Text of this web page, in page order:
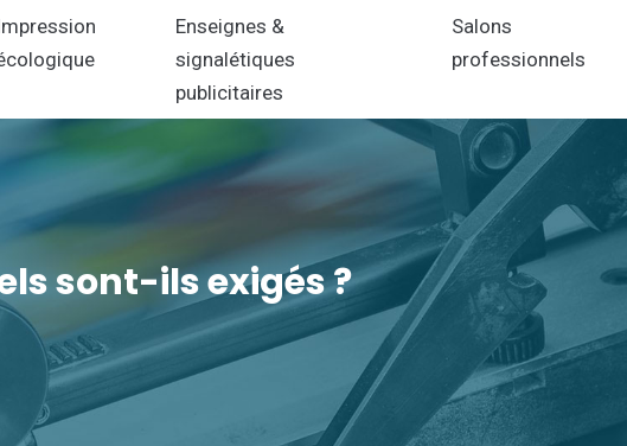
Enseignes &
signalétiques
publicitaires
Salons
professionnels
sont-ils exigés ?